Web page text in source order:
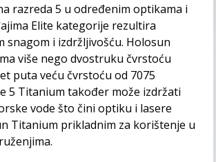
razreda 5 u određenim optikama i
Elite kategorije rezultira
snagom i izdržljivošću. Holosun
više nego dvostruku čvrstoću
puta veću čvrstoću od 7075
5 Titanium također može izdržati
vode što čini optiku i lasere
Titanium prikladnim za korištenje u